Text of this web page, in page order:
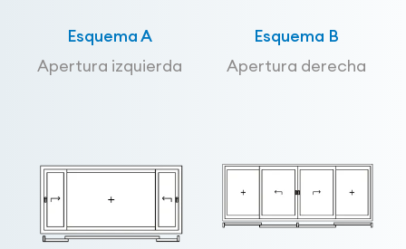
Esquema A
Apertura izquierda
Esquema B
Apertura derecha